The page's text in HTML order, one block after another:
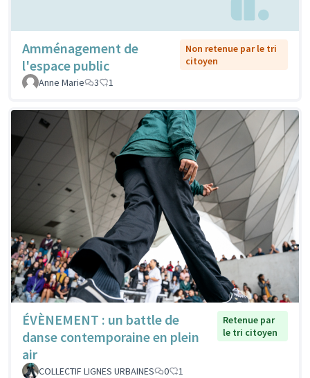
Amménagement de
l'espace public
Non retenue par le tri
citoyen
Anne Marie
3 1
ÉVÈNEMENT : un battle de
danse contemporaine en plein
air
Retenue par
le tri citoyen
COLLECTIF LIGNES URBAINES 0 1